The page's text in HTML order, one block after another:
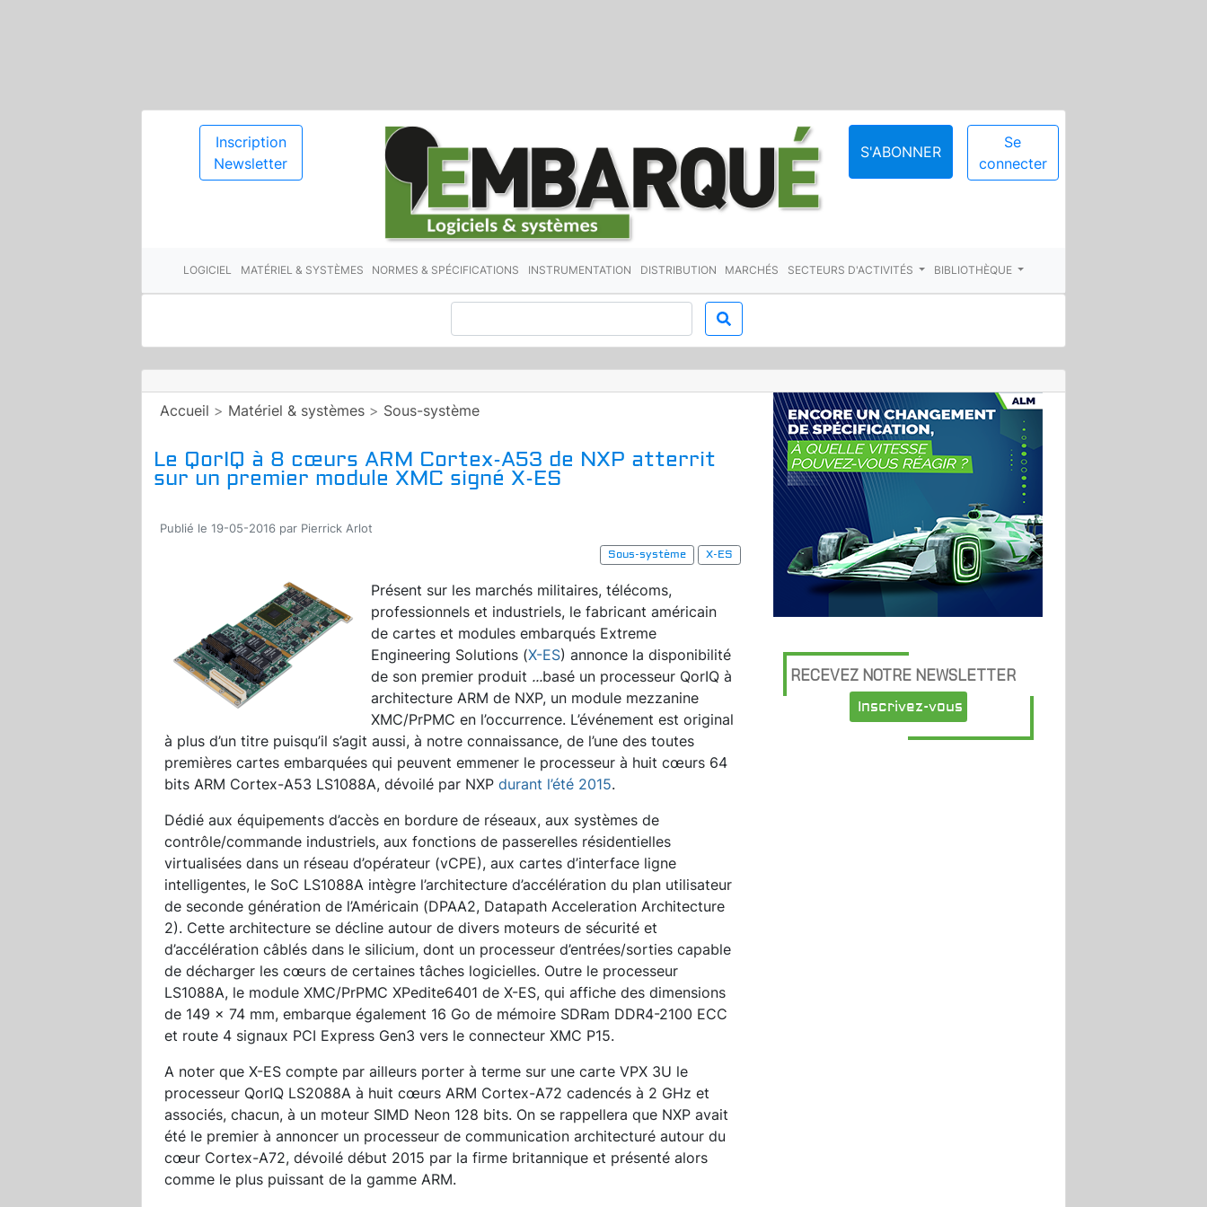
Inscription
Newsletter
S'ABONNER
Se
connecter
LOGICIEL MATÉRIEL & SYSTÈMES NORMES & SPÉCIFICATIONS INSTRUMENTATION DISTRIBUTION MARCHÉS SECTEURS D'ACTIVITÉS BIBLIOTHÈQUE
Accueil > Matériel & systèmes > Sous-système
Le QorIQ à 8 cœurs ARM Cortex-A53 de NXP atterrit
sur un premier module XMC signé X-ES
Publié le 19-05-2016 par Pierrick Arlot
Sous-système
X-ES
Présent sur les marchés militaires, télécoms,
professionnels et industriels, le fabricant américain
de cartes et modules embarqués Extreme
Engineering Solutions (X-ES) annonce la disponibilité
de son premier produit ...basé un processeur QorIQ à
architecture ARM de NXP, un module mezzanine
XMC/PrPMC en l’occurrence. L’événement est original
à plus d’un titre puisqu’il s’agit aussi, à notre connaissance, de l’une des toutes
premières cartes embarquées qui peuvent emmener le processeur à huit cœurs 64
bits ARM Cortex-A53 LS1088A, dévoilé par NXP durant l’été 2015.
Dédié aux équipements d’accès en bordure de réseaux, aux systèmes de
contrôle/commande industriels, aux fonctions de passerelles résidentielles
virtualisées dans un réseau d’opérateur (vCPE), aux cartes d’interface ligne
intelligentes, le SoC LS1088A intègre l’architecture d’accélération du plan utilisateur
de seconde génération de l’Américain (DPAA2, Datapath Acceleration Architecture
2). Cette architecture se décline autour de divers moteurs de sécurité et
d’accélération câblés dans le silicium, dont un processeur d’entrées/sorties capable
de décharger les cœurs de certaines tâches logicielles. Outre le processeur
LS1088A, le module XMC/PrPMC XPedite6401 de X-ES, qui affiche des dimensions
de 149 x 74 mm, embarque également 16 Go de mémoire SDRam DDR4-2100 ECC
et route 4 signaux PCI Express Gen3 vers le connecteur XMC P15.
A noter que X-ES compte par ailleurs porter à terme sur une carte VPX 3U le
processeur QorIQ LS2088A à huit cœurs ARM Cortex-A72 cadencés à 2 GHz et
associés, chacun, à un moteur SIMD Neon 128 bits. On se rappellera que NXP avait
été le premier à annoncer un processeur de communication architecturé autour du
cœur Cortex-A72, dévoilé début 2015 par la firme britannique et présenté alors
comme le plus puissant de la gamme ARM.
RECEVEZ NOTRE NEWSLETTER
Inscrivez-vous